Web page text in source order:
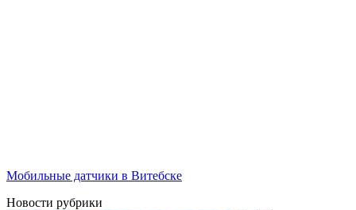
Мобильные датчики в Витебске
Новости рубрики